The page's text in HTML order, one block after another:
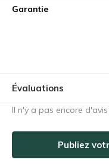
Garantie
Évaluations
Il n'y a pas encore
Publiez